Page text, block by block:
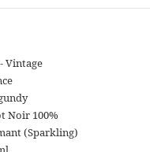
Vintage
Noir 100%
(Sparkling)